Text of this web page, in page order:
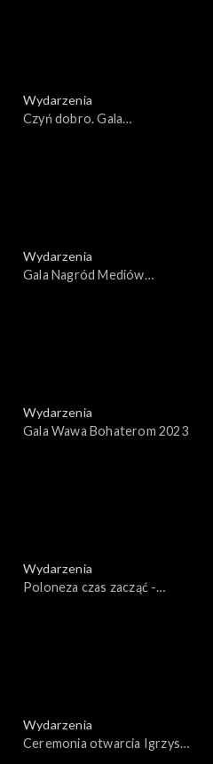
Wydarzenia
Czyń dobro. Gala
Wydarzenia
Gala Nagród Mediów
Wydarzenia
Gala Wawa Bohaterom 2023
Wydarzenia
Poloneza czas zacząć -
Wydarzenia
Ceremonia otwarcia Igrzysk